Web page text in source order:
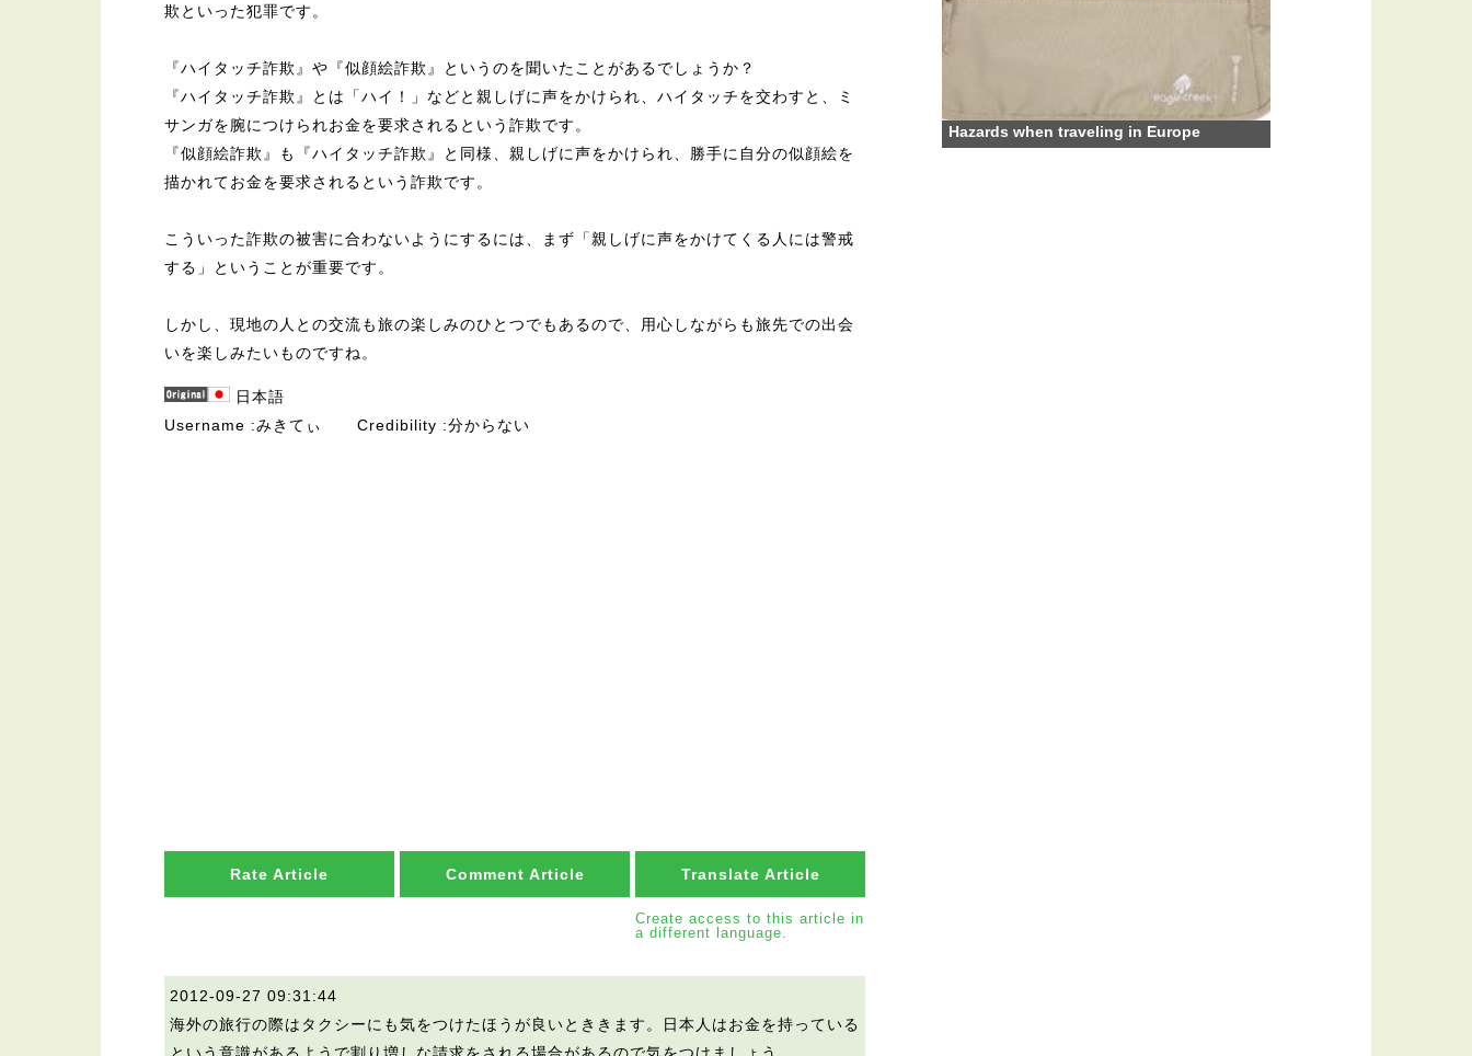
欺といった犯罪です。
『ハイタッチ詐欺』や『似顔絵詐欺』というのを聞いたことがあるでしょうか？
『ハイタッチ詐欺』とは「ハイ！」などと親しげに声をかけられ、ハイタッチを交わすと、ミ
サンガを腕につけられお金を要求されるという詐欺です。
『似顔絵詐欺』も『ハイタッチ詐欺』と同様、親しげに声をかけられ、勝手に自分の似顔絵を
描かれてお金を要求されるという詐欺です。
こういった詐欺の被害に合わないようにするには、まず「親しげに声をかけてくる人には警戒
する」ということが重要です。
しかし、現地の人との交流も旅の楽しみのひとつでもあるので、用心しながらも旅先での出会
いを楽しみたいものですね。
日本語
Username
みきてぃ Credibility 分からない
Rate Article Comment Article Translate Article
Create access to this article in
a different language.
2012-09-27 09:31:44
海外の旅行の際はタクシーにも気をつけたほうが良いとききます。日本人はお金を持っている
という意識があるようで割り増しな請求をされる場合があるので気をつけましょう。
Hazards when traveling in Europe